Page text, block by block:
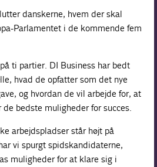
danskerne, hvem der skal
Parlamentet i de kommende fem
ti partier. DI Business har bedt
hvad de opfatter som det nye
og hvordan de vil arbejde for, at
bedste muligheder for succes.
arbejdspladser står højt på
vi spurgt spidskandidaterne,
muligheder for at klare sig i